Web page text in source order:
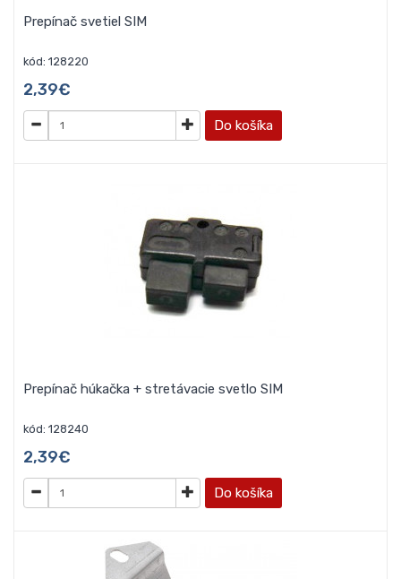
Prepínač svetiel SIM
kód: 128220
2,39€
Do košíka
Prepínač húkačka + stretávacie svetlo SIM
kód: 128240
2,39€
Do košíka